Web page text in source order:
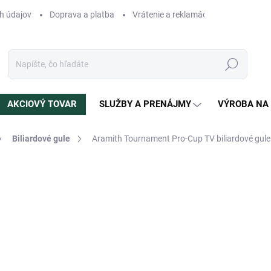
údajov Doprava a platba Vrátenie a reklamácia
Hľadať
AKCIOVÝ TOVAR SLUŽBY A PRENÁJMY VÝROBA NA
Biliardové gule Aramith Tournament Pro-Cup TV biliardové